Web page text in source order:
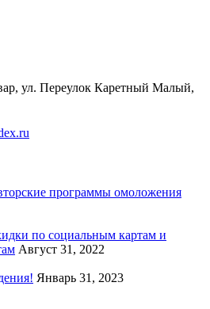
ул. Переулок Каретный Малый,
программы омоложения
по социальным картам и
Август 31, 2022
Январь 31, 2023